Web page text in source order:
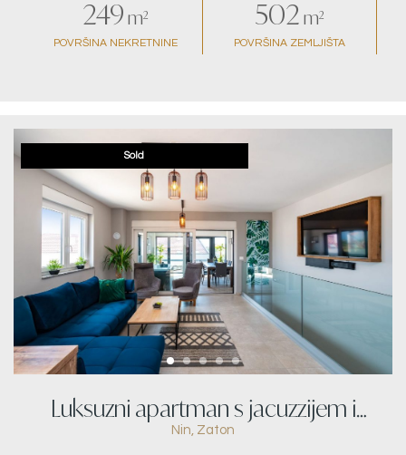
249 m²
POVRŠINA NEKRETNINE
502 m²
POVRŠINA ZEMLJIŠTA
Sold
Luksuzni apartman s jacuzzijem i
Nin, Zaton